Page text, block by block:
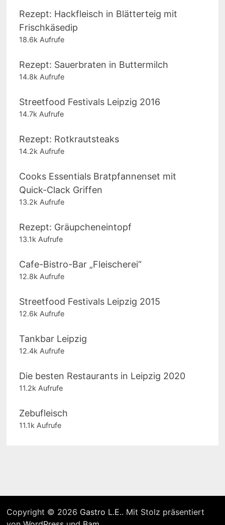
Rezept: Hackfleisch in Blätterteig mit
Frischkäsedip
18.6k Aufrufe
Rezept: Sauerbraten in Buttermilch
14.8k Aufrufe
Streetfood Festivals Leipzig 2016
14.7k Aufrufe
Rezept: Rotkrautsteaks
14.2k Aufrufe
Cooks Essentials Bratpfannenset mit
Quick-Clack Griffen
13.2k Aufrufe
Rezept: Gräupcheneintopf
13.1k Aufrufe
Cafe-Bistro-Bar „Fleischerei“
12.8k Aufrufe
Streetfood Festivals Leipzig 2015
12.6k Aufrufe
Tankbar Leipzig
12.4k Aufrufe
Die besten Restaurants in Leipzig 2020
11.2k Aufrufe
Zebufleisch
11.1k Aufrufe
Copyright © 2026 Gastro L.E.. Mit Stolz präsentiert